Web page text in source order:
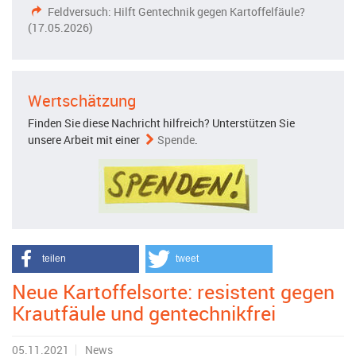
Feldversuch: Hilft Gentechnik gegen Kartoffelfäule?
(17.05.2026)
Wertschätzung
Finden Sie diese Nachricht hilfreich? Unterstützen Sie
unsere Arbeit mit einer
Spende.
teilen tweet
Neue Kartoffelsorte: resistent gegen
Krautfäule und gentechnikfrei
05.11.2021
News